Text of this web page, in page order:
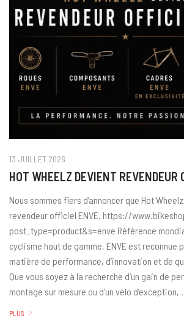
13 JUILLET 2026
HOT WHEELZ DEVIENT REVENDEUR
Nous sommes fiers d’annoncer que Hot
revendeur officiel ENVE. https://
post_type=product&s=enve Référence
cyclisme haut de gamme, ENVE est reconnue
matière de performance, d’innovation et de
Que vous soyez à la recherche d’un gain de
montage sur mesure ou d’un vélo d’exception,
PLUS